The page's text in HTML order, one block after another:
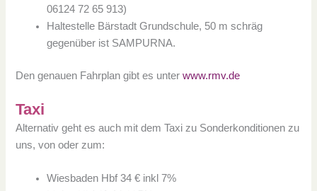
06124 72 65 913)
Haltestelle Bärstadt Grundschule, 50 m schräg
gegenüber ist SAMPURNA.
Den genauen Fahrplan gibt es unterwww.rmv.de
Taxi
Alternativ geht es auch mit dem Taxi zu Sonderkonditionen zu
uns, von oder zum:
Wiesbaden Hbf 34 € inkl 7%